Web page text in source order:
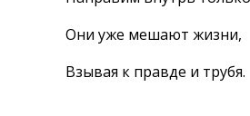
Они уже мешают жизни,
Взывая к правде и трубя.